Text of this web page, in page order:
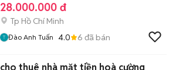
28.000.000 đ
Tp Hồ Chí Minh
Đào Anh Tuấn 4.0 6 đã bán
cho thuê nhà mặt tiền hoà cường